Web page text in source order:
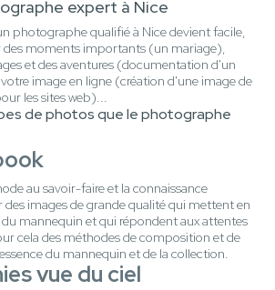
expert à Nice
photographe qualifié à Nice devient facile,
des moments importants (un mariage),
et des aventures (documentation d'un
image en ligne (création d'une image de
les sites web)...
de photos que le photographe
au savoir-faire et la connaissance
des images de grande qualité qui mettent en
mannequin et qui répondent aux attentes
cela des méthodes de composition et de
du mannequin et de la collection.
vue du ciel